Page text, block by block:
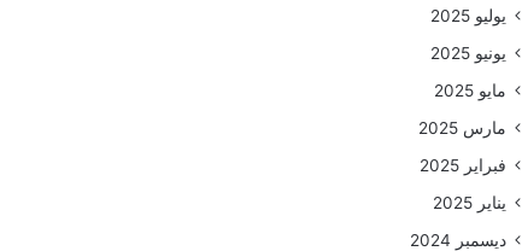
يوليو 2025
يونيو 2025
مايو 2025
مارس 2025
فبراير 2025
يناير 2025
ديسمبر 2024